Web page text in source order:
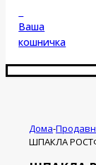
Ваша
кошничка
Дома-
ШПАКЛА